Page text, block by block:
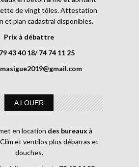
de vingt tôles. Attestation
et plan cadastral disponibles.
Prix à débattre
43 40 18/ 74 74 11 25
masigue2019@gmail.com
A LOUER
en location des bureaux à
et ventilos plus débarras et
douches.